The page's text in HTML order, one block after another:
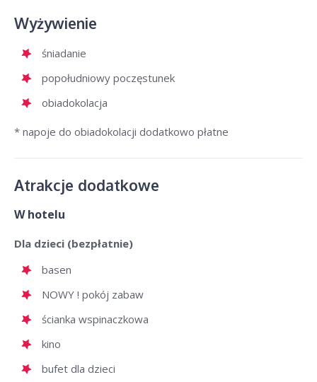
Wyżywienie
śniadanie
popołudniowy poczęstunek
obiadokolacja
* napoje do obiadokolacji dodatkowo płatne
Atrakcje dodatkowe
W hotelu
Dla dzieci (bezpłatnie)
basen
NOWY ! pokój zabaw
ścianka wspinaczkowa
kino
bufet dla dzieci